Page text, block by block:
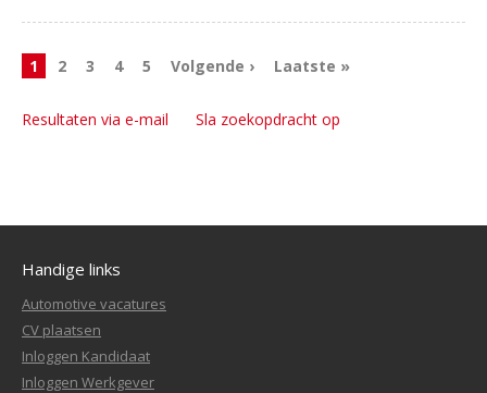
1 2 3 4 5 Volgende › Laatste »
Resultaten via e-mail Sla zoekopdracht op
Handige links
Automotive vacatures
CV plaatsen
Inloggen Kandidaat
Inloggen Werkgever